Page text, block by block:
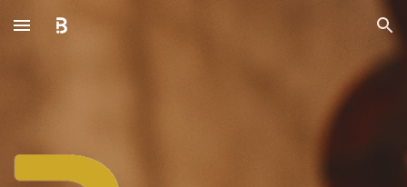
Skip to main content Skip to navigation